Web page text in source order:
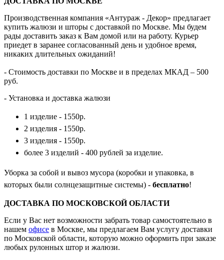
Производственная компания «Антураж - Декор» предлагает
купить жалюзи и шторы с доставкой по Москве. Мы будем
рады доставить заказ к Вам домой или на работу. Курьер
приедет в заранее согласованный день и удобное время,
никаких длительных ожиданий!
- Стоимость доставки по Москве и в пределах МКАД – 500
руб.
- Установка и доставка жалюзи
1 изделие - 1550р.
2 изделия - 1550р.
3 изделия - 1550р.
более 3 изделий - 400 рублей за изделие.
Уборка за собой и вывоз мусора (коробки и упаковка, в
которых были солнцезащитные системы) - бесплатно!
ДОСТАВКА ПО МОСКОВСКОЙ ОБЛАСТИ
Если у Вас нет возможности забрать товар самостоятельно в
нашем офисе в Москве, мы предлагаем Вам услугу доставки
по Московской области, которую можно оформить при заказе
любых рулонных штор и жалюзи.